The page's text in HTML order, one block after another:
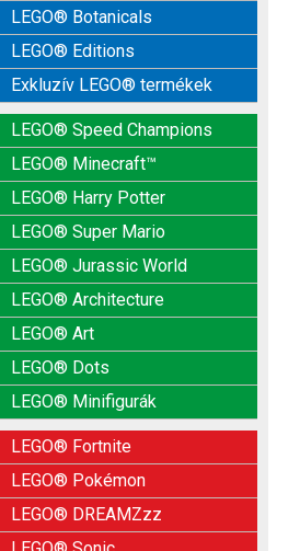
LEGO® Botanicals
LEGO® Editions
Exkluzív LEGO® termékek
LEGO® Speed Champions
LEGO® Minecraft™
LEGO® Harry Potter
LEGO® Super Mario
LEGO® Jurassic World
LEGO® Architecture
LEGO® Art
LEGO® Dots
LEGO® Minifigurák
LEGO® Fortnite
LEGO® Pokémon
LEGO® DREAMZzz